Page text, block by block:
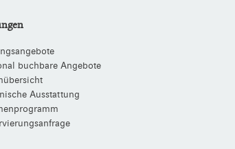
buchbare Angebote
Ausstattung